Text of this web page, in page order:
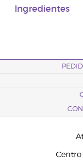
Ingredientes